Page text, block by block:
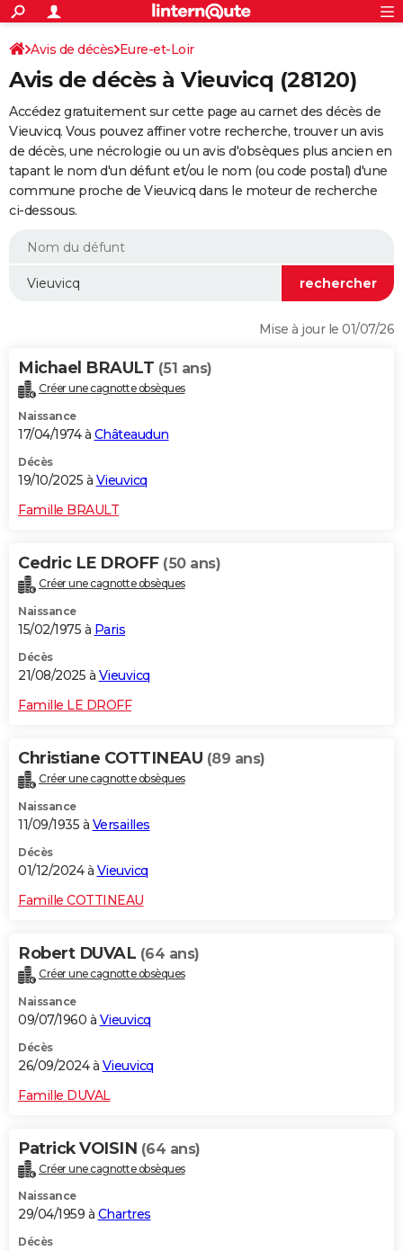
ACTUALITÉS
Politique
Société
Faits Divers
Education
Monde
Villes
+
SPORT
Coupe du monde 2026
Football
Tennis
Cyclisme
Rugby
Forum
Programme TV
TNT
Streaming
Cinéma
Sorties cinéma
Musique
+
FINANCE
Retraite
Epargne
Immobilier
Risques naturels par ville
Assurance
AUTO
Essais
Réserver un essai
Citadines
Berlines
SUV
Forum auto
+HIGH-TECH
BRICOLAGE
WEEK-END
Alimentation
Guide de la santé
Maladies
Médicaments
Sommeil
VOYAGE
Destinations
City break
Voyage nature
Voyage de noces
Forum
Climat
+PHOTO
GUIDES D'ACHAT
Carte de Noël
Carte Bonne année
Carte Saint-Valentin
Carte Pâques
Carte d'anniversaire
DICTIONNAIRE
Dictionnaire
Biographies
Citations
Expressions
Proverbes
PROGRAMME TV
S'inscrire
Se connecter
Lycées
Collèges
Primaires
Universités
Entreprises
Service militaire
Avis de recherche
AVIS DE DÉCÈS
FORUM
Bricolage
Lifestyle
Culture
Sport
Auto
Television
Voyage
Cinema
S'inscrire
Connexion
Avis de décès Eure-et-Loir
Avis de décès à Vieuvicq (28120)
Accédez gratuitement sur cette page au carnet des décès de
Vieuvicq. Vous pouvez affiner votre recherche, trouver un avis
de décès, une nécrologie ou un avis d'obsèques plus ancien en
tapant le nom d'un défunt et/ou le nom (ou code postal) d'une
commune proche de Vieuvicq dans le moteur de recherche
ci-dessous.
Mise à jour le 01/07/26
Michael BRAULT (51 ans)
Créer une cagnotte obsèques
Naissance
17/04/1974 à Châteaudun
Décès
19/10/2025 à Vieuvicq
Famille BRAULT
Cedric LE DROFF (50 ans)
Créer une cagnotte obsèques
Naissance
15/02/1975 à Paris
Décès
21/08/2025 à Vieuvicq
Famille LE DROFF
Christiane COTTINEAU (89 ans)
Créer une cagnotte obsèques
Naissance
11/09/1935 à Versailles
Décès
01/12/2024 à Vieuvicq
Famille COTTINEAU
Robert DUVAL (64 ans)
Créer une cagnotte obsèques
Naissance
09/07/1960 à Vieuvicq
Décès
26/09/2024 à Vieuvicq
Famille DUVAL
Patrick VOISIN (64 ans)
Créer une cagnotte obsèques
Naissance
29/04/1959 à Chartres
Décès